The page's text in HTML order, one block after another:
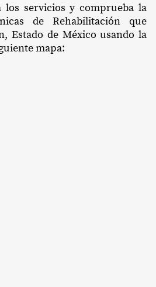
los servicios y comprueba la
de Rehabilitación que
Estado de México usando la
mapa: